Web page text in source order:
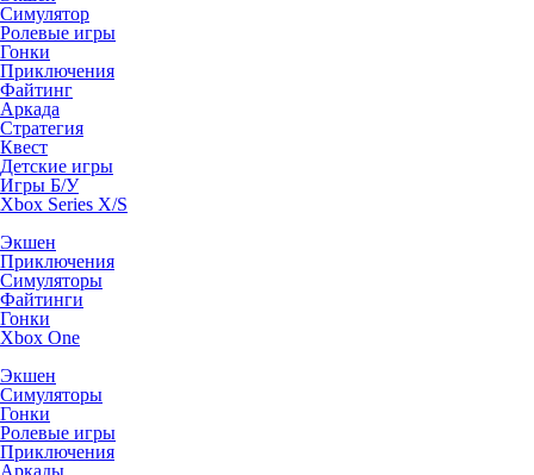
Симулятор
Ролевые игры
Гонки
Приключения
Файтинг
Аркада
Стратегия
Квест
Детские игры
Игры Б/У
Xbox Series X/S
Экшен
Приключения
Симуляторы
Файтинги
Гонки
Xbox One
Экшен
Симуляторы
Гонки
Ролевые игры
Приключения
Аркады